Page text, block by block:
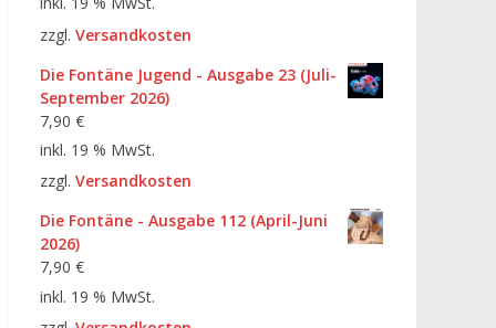
zzgl. Versandkosten
Die Fontäne Jugend - Ausgabe 23 (Juli-
September 2026)
7,90 €
inkl. 19 % MwSt.
zzgl. Versandkosten
Die Fontäne - Ausgabe 112 (April-Juni
2026)
7,90 €
inkl. 19 % MwSt.